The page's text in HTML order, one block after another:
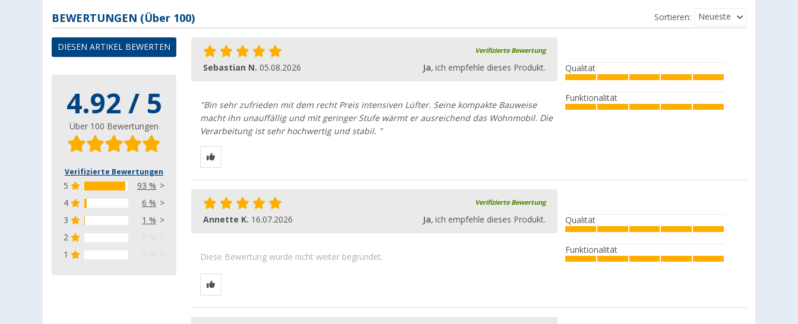
BEWERTUNGEN (Über 100)
DIESEN ARTIKEL BEWERTEN
4.92 / 5
Über 100 Bewertungen
Verifizierte Bewertungen
5
93 %
4
6 %
3
1 %
2
1
Sortieren: Neueste
Verifizierte Bewertung
Sebastian N. 05.08.2026 Ja, ich empfehle dieses Produkt.
"Bin sehr zufrieden mit dem recht Preis intensiven Lüfter. Seine kompakte Bauweise
macht ihn unauffällig und mit geringer Stufe wärmt er ausreichend das Wohnmobil. Die
Verarbeitung ist sehr hochwertig und stabil. "
Qualität
Funktionalität
Verifizierte Bewertung
Annette K. 16.07.2026 Ja, ich empfehle dieses Produkt.
Diese Bewertung wurde nicht weiter begründet.
Qualität
Funktionalität